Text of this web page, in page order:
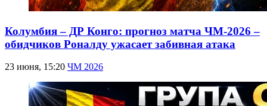
Колумбия – ДР Конго: прогноз матча ЧМ-2026 –
обидчиков Роналду ужасает забивная атака
23 июня, 15:20 ЧМ 2026